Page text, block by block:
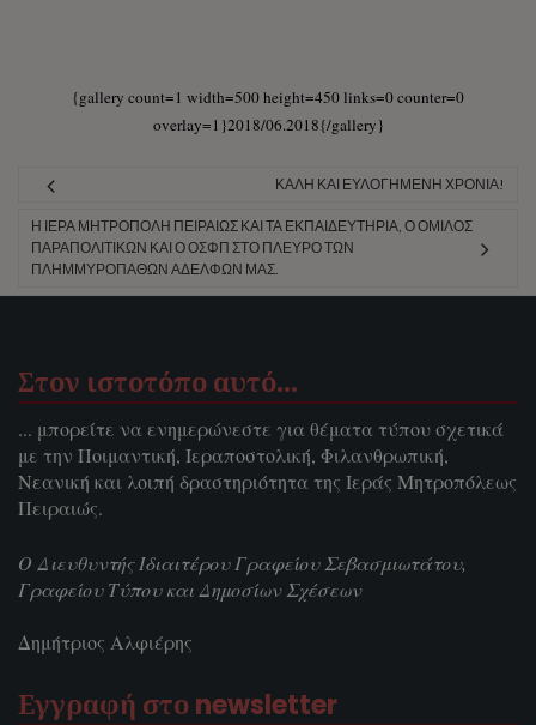
{gallery count=1 width=500 height=450 links=0 counter=0
overlay=1}2018/06.2018{/gallery}
ΚΑΛΉ ΚΑΙ ΕΥΛΟΓΗΜΈΝΗ ΧΡΟΝΙΆ!
Η ΙΕΡΆ ΜΗΤΡΌΠΟΛΗ ΠΕΙΡΑΙΏΣ ΚΑΙ ΤΑ ΕΚΠΑΙΔΕΥΤΉΡΙΑ, Ο ΌΜΙΛΟΣ
ΠΑΡΑΠΟΛΙΤΙΚΏΝ ΚΑΙ Ο ΟΣΦΠ ΣΤΟ ΠΛΕΥΡΌ ΤΩΝ
ΠΛΗΜΜΥΡΟΠΑΘΏΝ ΑΔΕΛΦΏΝ ΜΑΣ.
Στον ιστοτόπο αυτό…
... μπορείτε να ενημερώνεστε για θέματα τύπου σχετικά
με την Ποιμαντική, Ιεραποστολική, Φιλανθρωπική,
Νεανική και λοιπή δραστηριότητα της Ιεράς Μητροπόλεως
Πειραιώς.
Ο Διευθυντής Ιδιαιτέρου Γραφείου Σεβασμιωτάτου,
Γραφείου Τύπου και Δημοσίων Σχέσεων
Δημήτριος Αλφιέρης
Εγγραφή στο newsletter